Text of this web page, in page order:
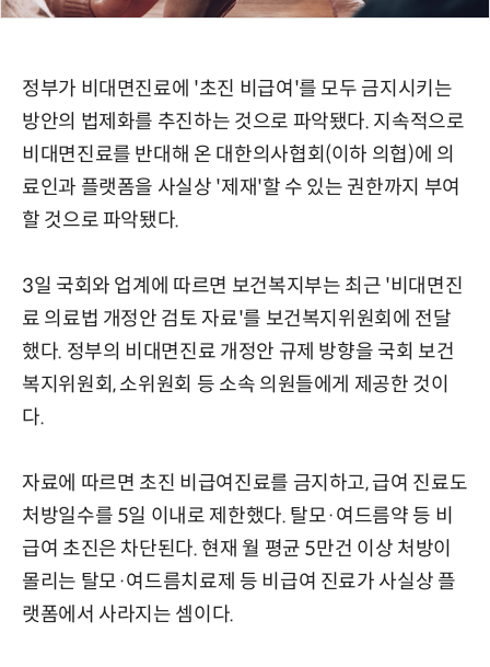
정부가 비대면진료에 '초진 비급여'를 모두 금지시키는
방안의 법제화를 추진하는 것으로 파악됐다. 지속적으로
비대면진료를 반대해 온 대한의사협회(이하 의협)에 의
료인과 플랫폼을 사실상 '제재'할 수 있는 권한까지 부여
할 것으로 파악됐다.
3일 국회와 업계에 따르면 보건복지부는 최근 '비대면진
료 의료법 개정안 검토 자료'를 보건복지위원회에 전달
했다. 정부의 비대면진료 개정안 규제 방향을 국회 보건
복지위원회, 소위원회 등 소속 의원들에게 제공한 것이
다.
자료에 따르면 초진 비급여진료를 금지하고, 급여 진료도
처방일수를 5일 이내로 제한했다. 탈모·여드름약 등 비
급여 초진은 차단된다. 현재 월 평균 5만건 이상 처방이
몰리는 탈모·여드름치료제 등 비급여 진료가 사실상 플
랫폼에서 사라지는 셈이다.